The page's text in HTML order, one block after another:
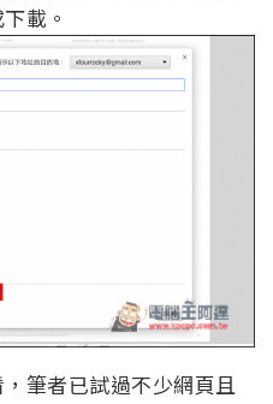
載。
筆者已試過不少網頁且